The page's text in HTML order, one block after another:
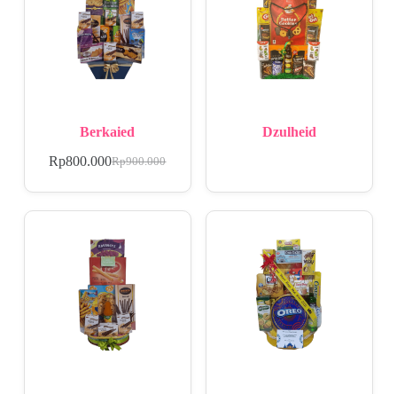
Berkaied
Rp900.000
Rp800.000
Dzulheid